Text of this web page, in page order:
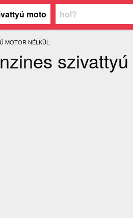
MOTOR NÉLKÜL